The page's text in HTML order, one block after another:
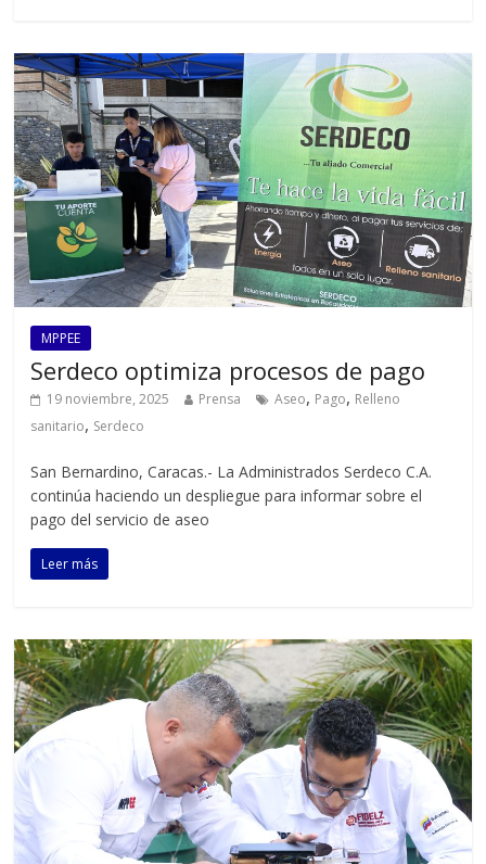
MPPEE
Serdeco optimiza procesos de pago
19 noviembre, 2025 Prensa Aseo, Pago, Relleno
sanitario, Serdeco
San Bernardino, Caracas.- La Administrados Serdeco C.A.
continúa haciendo un despliegue para informar sobre el
pago del servicio de aseo
Leer más